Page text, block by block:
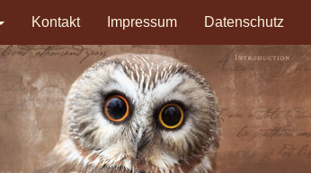
Kontakt Impressum Datenschutz